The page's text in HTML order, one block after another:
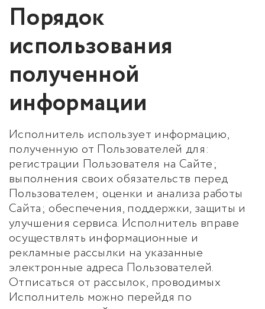
Порядок
использования
полученной
информации
Исполнитель использует информацию,
полученную от Пользователей для:
регистрации Пользователя на Сайте;
выполнения своих обязательств перед
Пользователем; оценки и анализа работы
Сайта; обеспечения, поддержки, защиты и
улучшения сервиса. Исполнитель вправе
осуществлять информационные и
рекламные рассылки на указанные
электронные адреса Пользователей.
Отписаться от рассылок, проводимых
Исполнитель можно перейдя по